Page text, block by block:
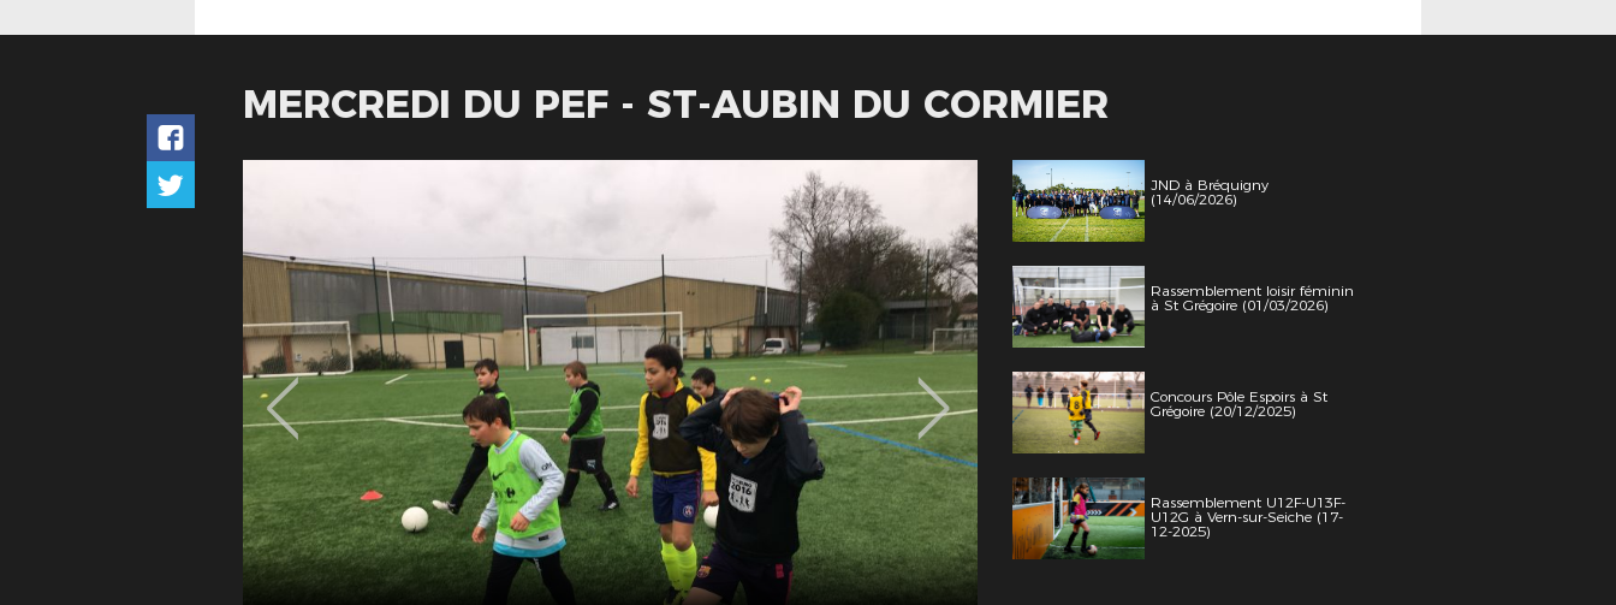
MERCREDI DU PEF - ST-AUBIN DU CORMIER
JND à Bréquigny
(14/06/2026)
Rassemblement loisir féminin
à St Grégoire (01/03/2026)
Concours Pôle Espoirs à St
Grégoire (20/12/2025)
Rassemblement U12F-U13F-
U12G à Vern-sur-Seiche (17-
12-2025)